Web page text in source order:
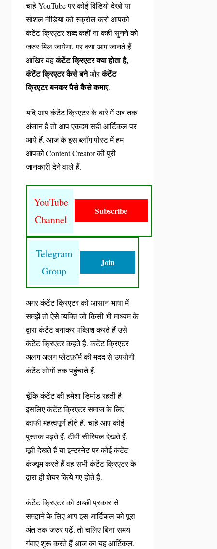
चाहे YouTube पर कोई विडियो देखो या
सोशल मीडिया को स्क्रोल करो आपको
कंटेंट क्रिएटर शब्द कहीं ना कहीं सुनने को
जरुर मिल जायेगा, पर क्या आप जानते हैं
आखिर यहकंटेंट क्रिएटर क्या होता है,
कंटेंट क्रिएटर कैसे बनेऔरकंटेंट
क्रिएटर बनकर पैसे कैसे कमाए.
यदि आप कंटेंट क्रिएटर के बारे में अब तक
अंजान हैं तो आप एकदम सही आर्टिकल पर
आये हैं. आज के इस ब्लॉग पोस्ट में हम
आपको Content Creator की पूरी
जानकारी देने वाले हैं.
YouTube
Channel
Subscribe
Telegram
Group
Join
अगर कंटेंट क्रिएटर को आसान भाषा में
समझें तो ऐसे व्यक्ति जो किसी भी माध्यम के
द्वारा कंटेंट बनाकर पब्लिश करते हैं उसे
कंटेंट क्रिएटर कहते हैं. कंटेंट क्रिएटर
अलग अलग प्लेटफ़ॉर्म की मदद से उपयोगी
कंटेंट लोगों तक पहुंचाते हैं.
चूँकि कंटेंट की हमेशा डिमांड रहती है
इसलिए कंटेंट क्रिएटर समाज के लिए
काफी महत्वपूर्ण होते हैं. चाहे आप कोई
पुस्तक पढ़ते हैं, टीवी सीरियल देखते हैं,
मूवी देखते हैं या इन्टरनेट पर कोई कंटेंट
कंज्यूम करते हैं वह सभी कंटेंट क्रिएटर के
द्वारा ही शेयर किये गए होते हैं.
कंटेंट क्रिएटर को अच्छी प्रकार से
समझने के लिए आप इस आर्टिकल को पूरा
अंत तक जरुर पढ़ें. तो चलिए बिना समय
गंवाए शुरू करते हैं आज का यह आर्टिकल.